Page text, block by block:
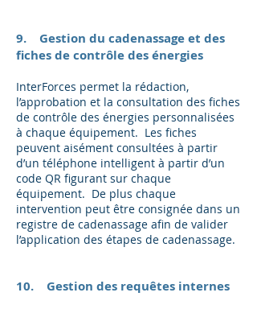
9. Gestion du cadenassage et des
fiches de contrôle des énergies
InterForces permet la rédaction,
l’approbation et la consultation des fiches
de contrôle des énergies personnalisées
à chaque équipement. Les fiches
peuvent aisément consultées à partir
d’un téléphone intelligent à partir d’un
code QR figurant sur chaque
équipement. De plus chaque
intervention peut être consignée dans un
registre de cadenassage afin de valider
l’application des étapes de cadenassage.
10. Gestion des requêtes internes